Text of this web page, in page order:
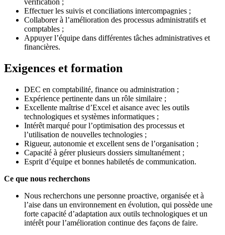
vérification ;
Effectuer les suivis et conciliations intercompagnies ;
Collaborer à l’amélioration des processus administratifs et
comptables ;
Appuyer l’équipe dans différentes tâches administratives et
financières.
Exigences et formation
DEC en comptabilité, finance ou administration ;
Expérience pertinente dans un rôle similaire ;
Excellente maîtrise d’Excel et aisance avec les outils
technologiques et systèmes informatiques ;
Intérêt marqué pour l’optimisation des processus et
l’utilisation de nouvelles technologies ;
Rigueur, autonomie et excellent sens de l’organisation ;
Capacité à gérer plusieurs dossiers simultanément ;
Esprit d’équipe et bonnes habiletés de communication.
Ce que nous recherchons
Nous recherchons une personne proactive, organisée et à
l’aise dans un environnement en évolution, qui possède une
forte capacité d’adaptation aux outils technologiques et un
intérêt pour l’amélioration continue des façons de faire.